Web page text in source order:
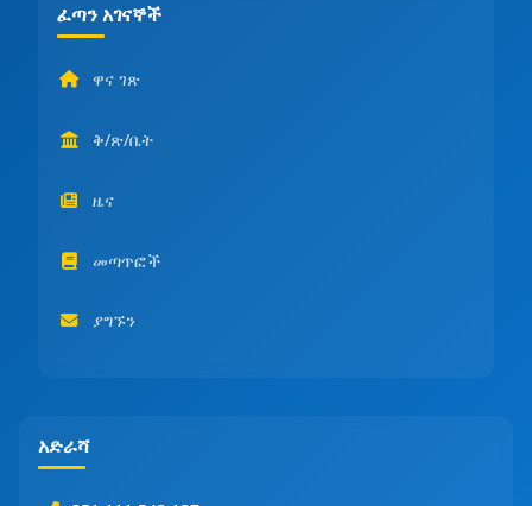
ፈጣን አገናኞች
ዋና ገጽ
ቅ/ጽ/ቤት
ዜና
መጣጥፎች
ያግኙን
አድራሻ